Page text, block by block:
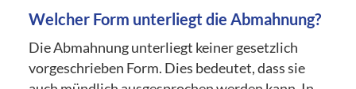
Welcher Form unterliegt die Abmahnung?
Die Abmahnung unterliegt keiner gesetzlich
vorgeschrieben Form. Dies bedeutet, dass sie